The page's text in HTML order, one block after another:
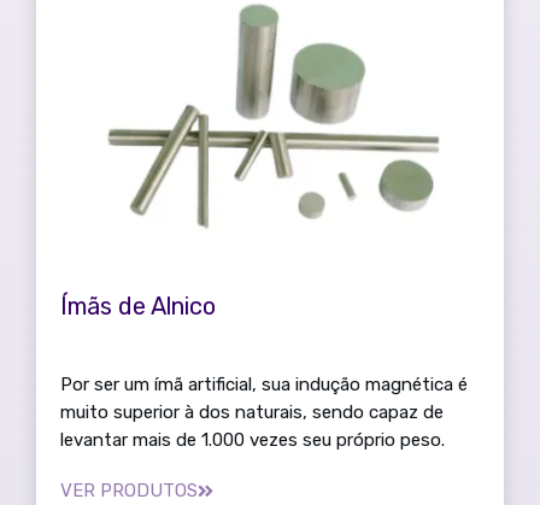
Ímãs de Alnico
Por ser um ímã artificial, sua indução magnética é
muito superior à dos naturais, sendo capaz de
levantar mais de 1.000 vezes seu próprio peso.
VER PRODUTOS